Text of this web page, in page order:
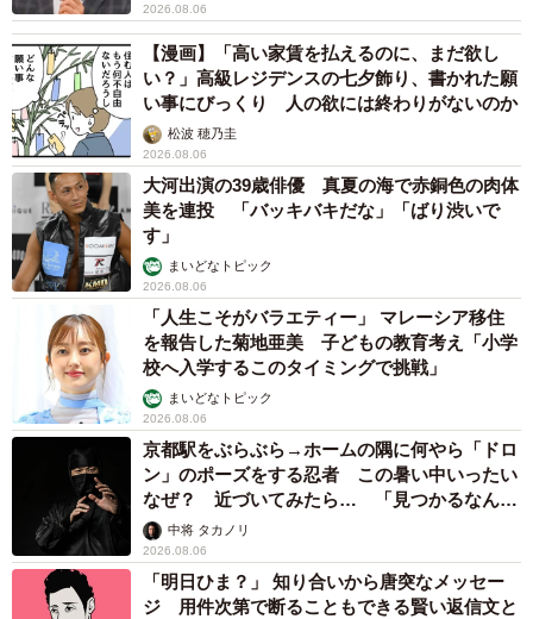
2026.08.06
【漫画】「高い家賃を払えるのに、まだ欲し
い？」高級レジデンスの七夕飾り、書かれた願
い事にびっくり 人の欲には終わりがないのか
松波 穂乃圭
2026.08.06
大河出演の39歳俳優 真夏の海で赤銅色の肉体
美を連投 「バッキバキだな」「ばり渋いで
す」
まいどなトピック
2026.08.06
「人生こそがバラエティー」 マレーシア移住
を報告した菊地亜美 子どもの教育考え「小学
校へ入学するこのタイミングで挑戦」
まいどなトピック
2026.08.06
京都駅をぶらぶら→ホームの隅に何やら「ドロ
ン」のポーズをする忍者 この暑い中いったい
なぜ？ 近づいてみたら… 「見つかるなんて
未熟」中将 タカノリ
2026.08.06
「明日ひま？」 知り合いから唐突なメッセー
ジ 用件次第で断ることもできる賢い返信文と